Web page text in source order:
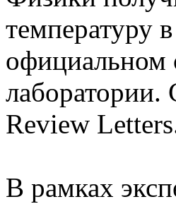
температуру
официальном
лаборатории.
Review
В рамках